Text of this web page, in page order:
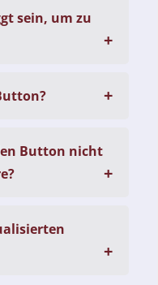
sein, um zu
Button nicht